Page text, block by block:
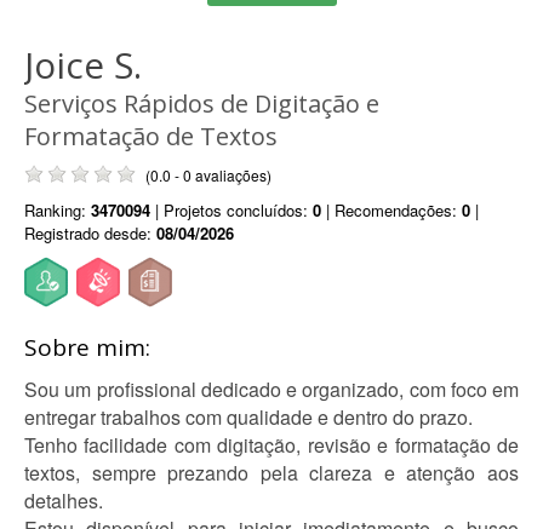
Joice S.
Serviços Rápidos de Digitação e
Formatação de Textos
(0.0 - 0 avaliações)
Ranking: 3470094 | Projetos concluídos: 0 | Recomendações: 0 |
Registrado desde: 08/04/2026
Sobre mim:
Sou um profissional dedicado e organizado, com foco em
entregar trabalhos com qualidade e dentro do prazo.
Tenho facilidade com digitação, revisão e formatação de
textos, sempre prezando pela clareza e atenção aos
detalhes.